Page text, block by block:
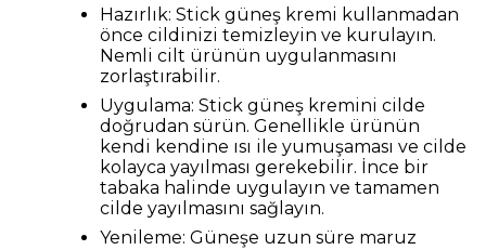
Hazırlık: Stick güneş kremi kullanmadan
önce cildinizi temizleyin ve kurulayın.
Nemli cilt ürünün uygulanmasını
zorlaştırabilir.
Uygulama: Stick güneş kremini cilde
doğrudan sürün. Genellikle ürünün
kendi kendine ısı ile yumuşaması ve cilde
kolayca yayılması gerekebilir. İnce bir
tabaka halinde uygulayın ve tamamen
cilde yayılmasını sağlayın.
Yenileme: Güneşe uzun süre maruz